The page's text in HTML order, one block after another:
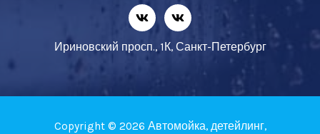
Ириновский просп., 1К, Санкт-Петербург
Copyright © 2026 Автомойка, детейлинг,